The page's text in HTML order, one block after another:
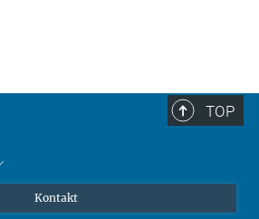
TOP
Kontakt